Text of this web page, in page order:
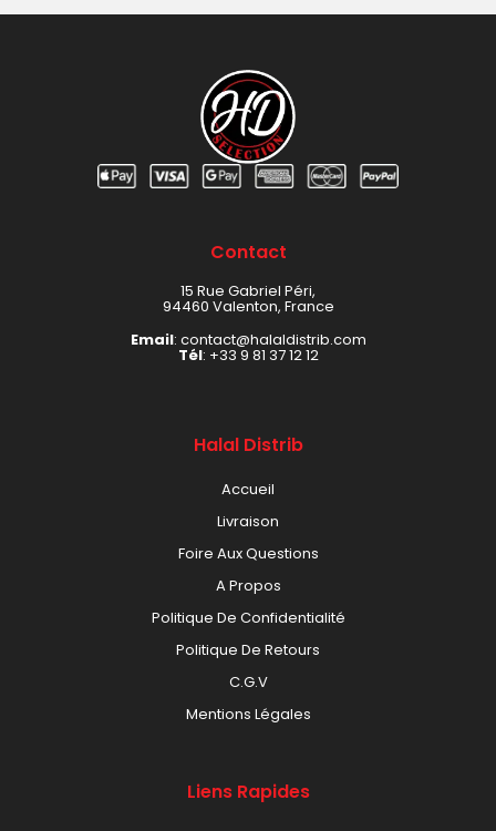
Contact
15 Rue Gabriel Péri,
94460 Valenton, France
Email: contact@halaldistrib.com
Tél: +33 9 81 37 12 12
Halal Distrib
Accueil
Livraison
Foire Aux Questions
A Propos
Politique De Confidentialité
Politique De Retours
C.G.V
Mentions Légales
Liens Rapides